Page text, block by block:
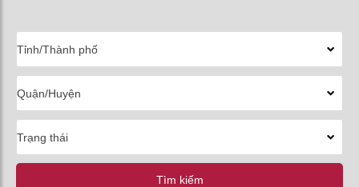
Tìm kiếm